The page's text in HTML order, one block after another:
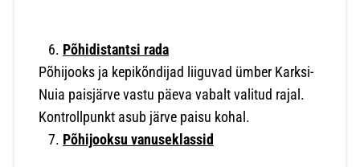
Põhidistantsi rada
Põhijooks ja kepikõndijad liiguvad ümber Karksi-
Nuia paisjärve vastu päeva vabalt valitud rajal.
Kontrollpunkt asub järve paisu kohal.
Põhijooksu vanuseklassid